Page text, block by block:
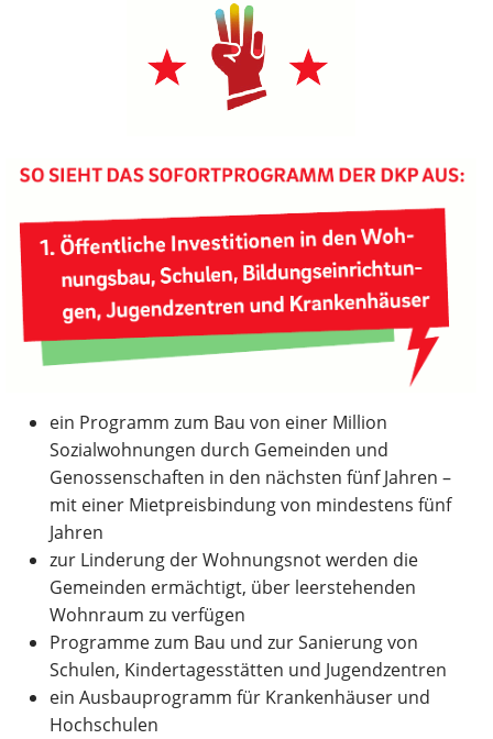
ein Programm zum Bau von einer Million
Sozialwohnungen durch Gemeinden und
Genossenschaften in den nächsten fünf Jahren –
mit einer Mietpreisbindung von mindestens fünf
Jahren
zur Linderung der Wohnungsnot werden die
Gemeinden ermächtigt, über leerstehenden
Wohnraum zu verfügen
Programme zum Bau und zur Sanierung von
Schulen, Kindertagesstätten und Jugendzentren
ein Ausbauprogramm für Krankenhäuser und
Hochschulen